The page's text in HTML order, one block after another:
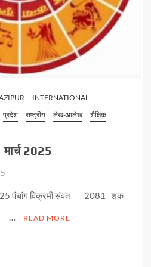
INTERNATIONAL
प्रदेश राष्ट्रीय लेख-आलेख
शैक्षिक
2025
पंचांग विक्रमी संवत 2081 शक
…
READ MORE